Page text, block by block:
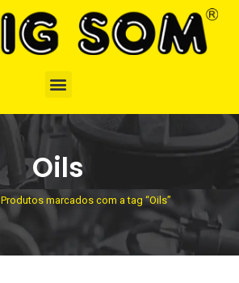
Oils
Produtos marcados com a tag “Oils”